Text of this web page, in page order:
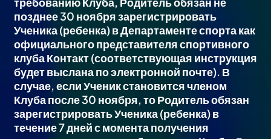
позднее 30 ноября зарегистрировать
Ученика (ребенка) в Департаменте спорта как
официального представителя спортивного
клуба Контакт (соответствующая инструкция
будет выслана по электронной почте). В
случае, если Ученик становится членом
Клуба после 30 ноября, то Родитель обязан
зарегистрировать Ученика (ребенка) в
течение 7 дней с момента получения